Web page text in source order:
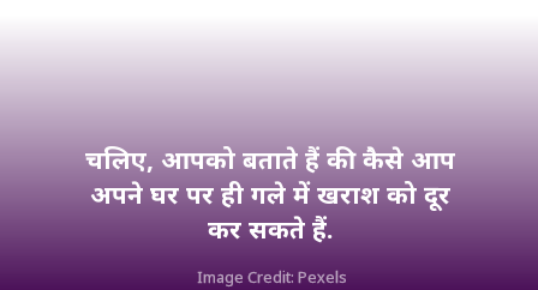
चलिए, आपको बताते हैं की कैसे आप
अपने घर पर ही गले में खराश को दूर
कर सकते हैं.
Image Credit: Pexels